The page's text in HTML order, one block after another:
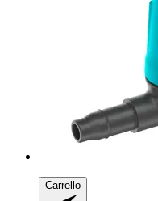
Carrello